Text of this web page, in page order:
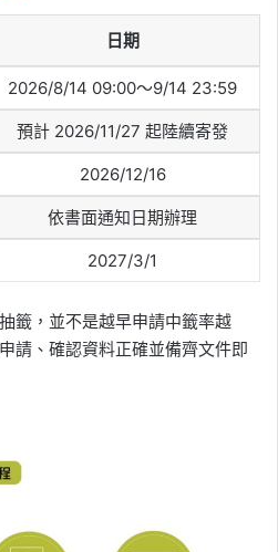
日期
2026/8/14 09:00～9/14 23:59
預計 2026/11/27 起陸續寄發
2026/12/16
依書面通知日期辦理
2027/3/1
籤，並不是越早申請中籤率越
請、確認資料正確並備齊文件即